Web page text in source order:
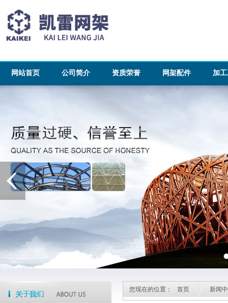
网站首页 公司简介 资质荣誉 网架配件 加
您现在的位置： 首页 新闻